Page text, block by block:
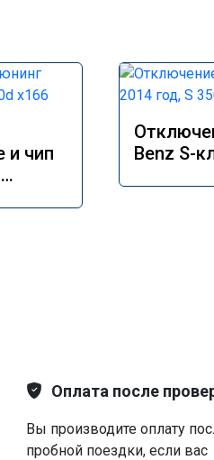
и чип
Benz S-
Оплата после
Вы производите оплату
пробной поездки, если вас